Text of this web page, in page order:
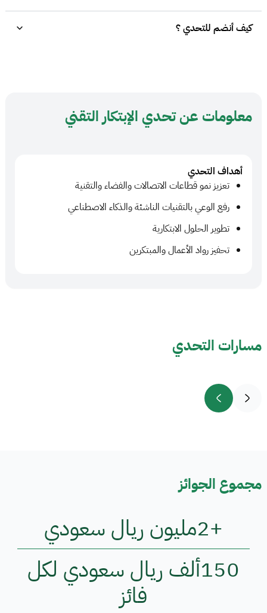
كيف أنضم للتحدي ؟
معلومات عن تحدي الإبتكار التقني
أهداف التحدي
تعزيز نمو قطاعات الاتصالات والفضاء والتقنية
رفع الوعي بالتقنيات الناشئة والذكاء الاصطناعي
تطوير الحلول الابتكارية
تحفيز رواد الأعمال والمبتكرين
مسارات التحدي
مجموع الجوائز
+2 مليون ريال سعودي
150ألف ريال سعودي لكل
فائز